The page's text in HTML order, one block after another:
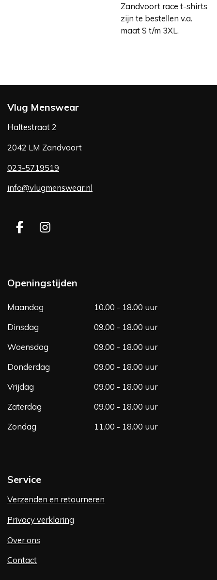
Zandvoort race t-shirts
zijn te bestellen v.a.
maat S t/m 3XL.
Vlug Menswear
Haltestraat 2
2042 LM Zandvoort
023-5719519
info@vlugmenswear.nl
F
b
k
I
a
g
Openingstijden
Maandag
10.00 - 18.00 uur
Dinsdag
09.00 - 18.00 uur
Woensdag
09.00 - 18.00 uur
Donderdag
09.00 - 18.00 uur
Vrijdag
09.00 - 18.00 uur
Zaterdag
09.00 - 18.00 uur
Zondag
11.00 - 18.00 uur
Service
Verzenden en retourneren
Privacy verklaring
Over ons
Contact